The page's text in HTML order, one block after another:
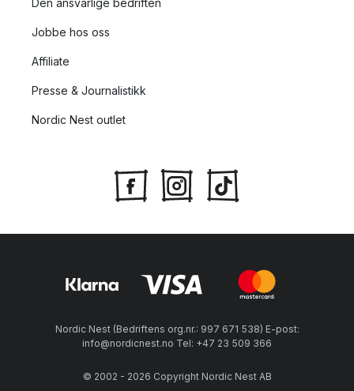
Den ansvarlige bedriften
Jobbe hos oss
Affiliate
Presse & Journalistikk
Nordic Nest outlet
Nordic Nest (Bedriftens org.nr.: 997 671 538) E-post:
info@nordicnest.no Tel: +47 23 509 366
© 2002 - 2026 Copyright Nordic Nest AB